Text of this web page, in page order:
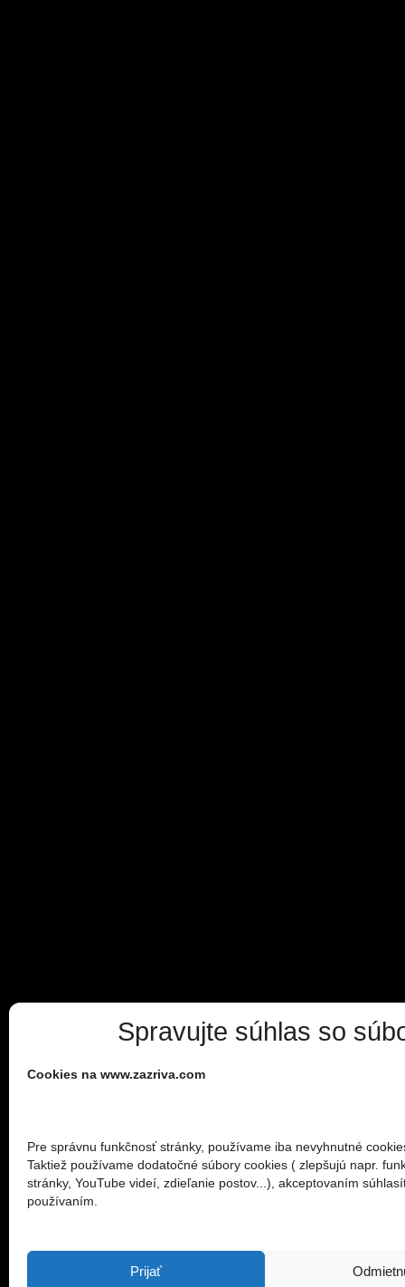
Spravujte súhlas so
Cookies na www.zazriva.com
Pre správnu funkčnosť stránky, používame iba nevyhnutné
Taktiež používame dodatočné súbory cookies ( zlepšujú napr.
stránky, YouTube videí, zdieľanie postov...), akceptovaním
používaním.
Prijať